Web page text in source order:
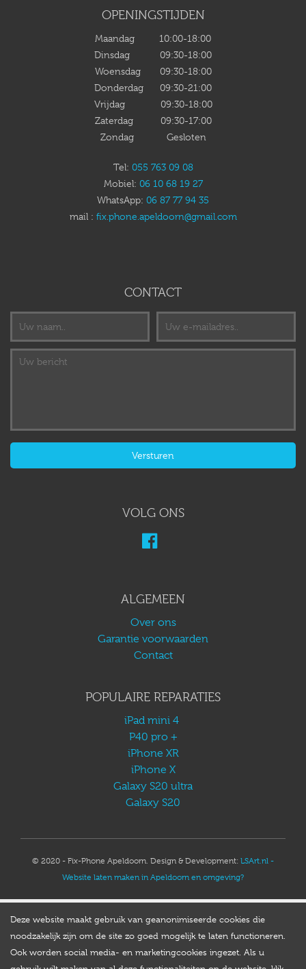
OPENINGSTIJDEN
Maandag 10:00-18:00
Dinsdag 09:30-18:00
Woensdag 09:30-18:00
Donderdag 09:30-21:00
Vrijdag 09:30-18:00
Zaterdag 09:30-17:00
Zondag Gesloten
Tel: 055 763 09 08
Mobiel: 06 10 68 19 27
WhatsApp: 06 87 77 94 35
mail : fix.phone.apeldoorn@gmail.com
CONTACT
VOLG ONS
ALGEMEEN
Over ons
Garantie voorwaarden
Contact
POPULAIRE REPARATIES
iPad mini 4
P40 pro +
iPhone XR
iPhone X
Galaxy S20 ultra
Galaxy S20
© 2020 - Fix-Phone Apeldoorn. Design & Development: LSArt.nl -
Website laten maken in Apeldoorn en omgeving?
Deze website maakt gebruik van geanonimiseerde cookies die
noodzakelijk zijn om de site zo goed mogelijk te laten functioneren.
Ook worden social media- en marketingcookies ingezet. Als u